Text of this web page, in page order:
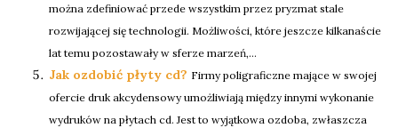
można zdefiniować przede wszystkim przez pryzmat stale
rozwijającej się technologii. Możliwości, które jeszcze kilkanaście
lat temu pozostawały w sferze marzeń,...
Jak ozdobić płyty cd? Firmy poligraficzne mające w swojej
ofercie druk akcydensowy umożliwiają między innymi wykonanie
wydruków na płytach cd. Jest to wyjątkowa ozdoba, zwłaszcza